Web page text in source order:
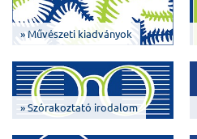
» Művészeti kiadványok
» Szórakoztató irodalom